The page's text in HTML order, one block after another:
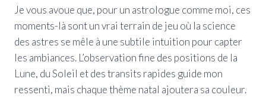
Je vous avoue que, pour un astrologue comme moi, ces
moments-là sont un vrai terrain de jeu où la science
des astres se mêle à une subtile intuition pour capter
les ambiances. L’observation fine des positions de la
Lune, du Soleil et des transits rapides guide mon
ressenti, mais chaque thème natal ajoutera sa couleur.